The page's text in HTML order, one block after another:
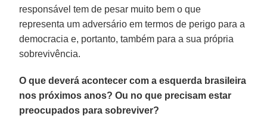
responsável tem de pesar muito bem o que
representa um adversário em termos de perigo para a
democracia e, portanto, também para a sua própria
sobrevivência.
O que deverá acontecer com a esquerda brasileira
nos próximos anos? Ou no que precisam estar
preocupados para sobreviver?